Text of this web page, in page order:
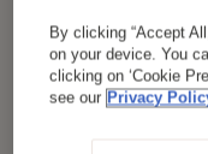
By clicking “Accept
on your device. You
clicking on ‘Cookie
see our Privacy